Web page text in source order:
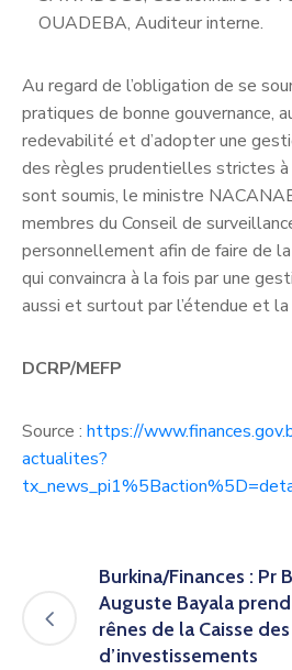
OUADEBA, Auditeur interne.
Au regard de l’obligation de se
pratiques de bonne gouvernance,
redevabilité et d’adopter une
des règles prudentielles strictes
sont soumis, le ministre
membres du Conseil de
personnellement afin de faire de
qui convaincra à la fois par une
aussi et surtout par l’étendue et
DCRP/MEFP
Source : https://
actualites?
Burkina/Finances : Pr
Auguste Bayala
rênes de la Caisse
d’investissements